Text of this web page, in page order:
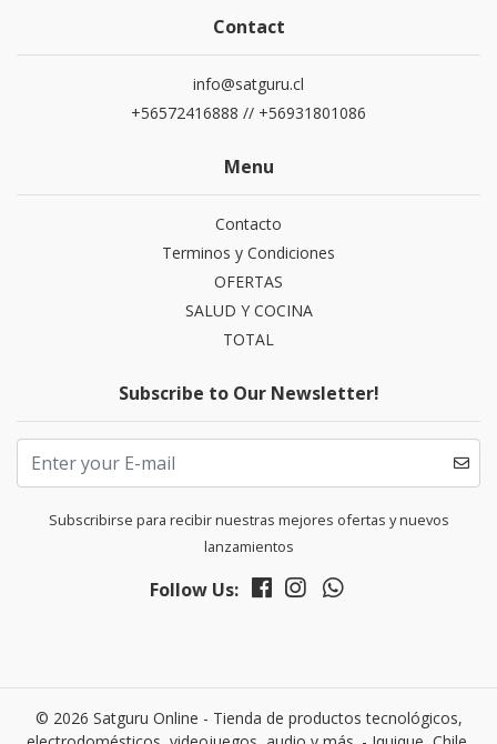
Contact
info@satguru.cl
+56572416888 // +56931801086
Menu
Contacto
Terminos y Condiciones
OFERTAS
SALUD Y COCINA
TOTAL
Subscribe to Our Newsletter!
Subscribirse para recibir nuestras mejores ofertas y nuevos
lanzamientos
Follow Us:
© 2026 Satguru Online - Tienda de productos tecnológicos,